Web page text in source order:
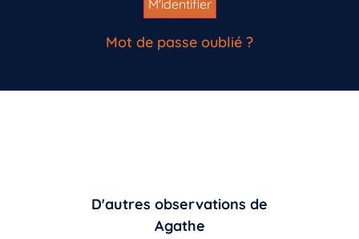
Mot de passe oublié ?
D'autres observations de
Agathe